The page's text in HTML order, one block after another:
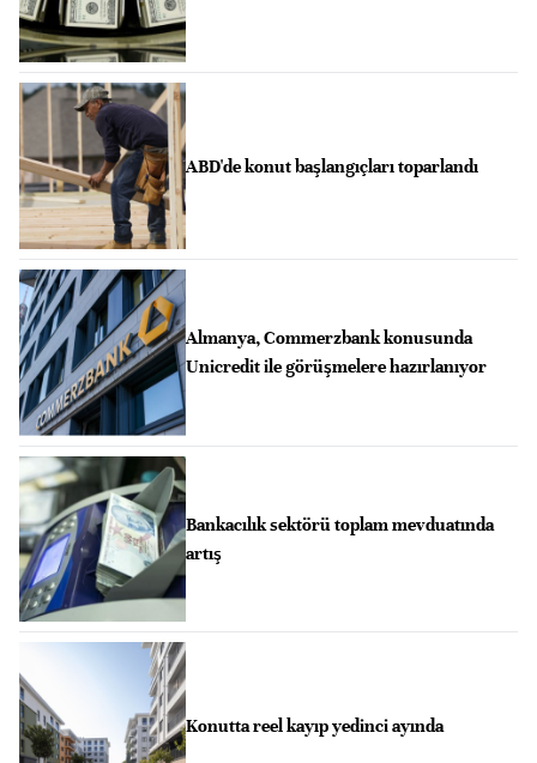
ABD'de konut başlangıçları toparlandı
Almanya, Commerzbank konusunda
Unicredit ile görüşmelere hazırlanıyor
Bankacılık sektörü toplam mevduatında
artış
Konutta reel kayıp yedinci ayında